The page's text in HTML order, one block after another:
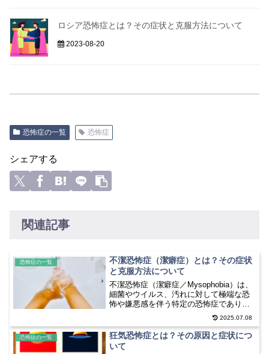
ロシア恐怖症とは？その症状と克服方法について
2023-08-20
恐怖症の一覧 恐怖症
シェアする
関連記事
恐怖症の一覧
不潔恐怖症（潔癖症）とは？その症状
と克服方法について
不潔恐怖症（潔癖症／Mysophobia）は、
細菌やウイルス、汚れに対して極端な恐
怖や嫌悪感を伴う特定の恐怖症であり、
日常生活や精神・身体の健康に深刻な影
響を及ぼすことがあります。本記事で
は、その症状、原因、診断、治療法、そ
して実生活での対...
2025.07.08
恐怖症の一覧
狂気恐怖症とは？その原因と症状につ
いて